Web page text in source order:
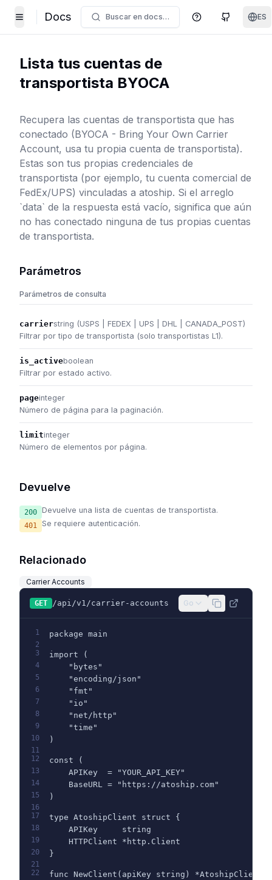
Toggle Menu
Docs Buscar en docs… Centro de ayuda
GitHub ES
Lista tus cuentas de
transportista BYOCA
Recupera las cuentas de transportista que has
conectado (BYOCA - Bring Your Own Carrier
Account, usa tu propia cuenta de transportista).
Estas son tus propias credenciales de
transportista (por ejemplo, tu cuenta comercial de
FedEx/UPS) vinculadas a atoship. Si el arreglo
`data` de la respuesta está vacío, significa que aún
no has conectado ninguna de tus propias cuentas
de transportista.
Parámetros
Parámetros de consulta
carrierstring (USPS | FEDEX | UPS | DHL | CANADA_POST)
Filtrar por tipo de transportista (solo transportistas L1).
is_activeboolean
Filtrar por estado activo.
pageinteger
Número de página para la paginación.
limitinteger
Número de elementos por página.
Devuelve
200 Devuelve una lista de cuentas de transportista.
401 Se requiere autenticación.
Relacionado
Carrier Accounts
GET /api/v1/carrier-accounts Go
1 package main
2
3
import (
4
    "bytes"
5
    "encoding/json"
6
    "fmt"
7
    "io"
8
    "net/http"
9
    "time"
10 )
11
12
const (
13
    APIKey  = "YOUR_API_KEY"
14
    BaseURL = "https://atoship.com"
15 )
16
17
type AtoshipClient struct {
18
    APIKey     string
19
    HTTPClient *http.Client
20 }
21
22
func NewClient(apiKey string) *AtoshipClient {